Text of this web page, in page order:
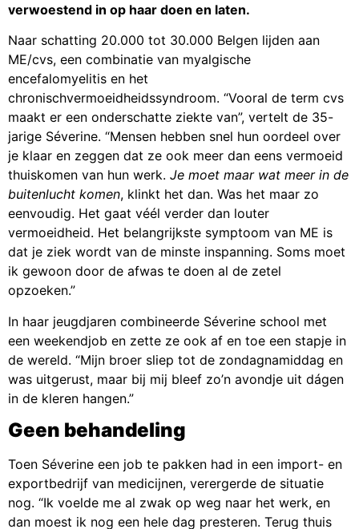
verwoestend in op haar doen en laten.
Naar schatting 20.000 tot 30.000 Belgen lijden aan
ME/cvs, een combinatie van myalgische
encefalomyelitis en het
chronischvermoeidheidssyndroom. “Vooral de term cvs
maakt er een onderschatte ziekte van”, vertelt de 35-
jarige Séverine. “Mensen hebben snel hun oordeel over
je klaar en zeggen dat ze ook meer dan eens vermoeid
thuiskomen van hun werk. Je moet maar wat meer in de
buitenlucht komen, klinkt het dan. Was het maar zo
eenvoudig. Het gaat véél verder dan louter
vermoeidheid. Het belangrijkste symptoom van ME is
dat je ziek wordt van de minste inspanning. Soms moet
ik gewoon door de afwas te doen al de zetel
opzoeken.”
In haar jeugdjaren combineerde Séverine school met
een weekendjob en zette ze ook af en toe een stapje in
de wereld. “Mijn broer sliep tot de zondagnamiddag en
was uitgerust, maar bij mij bleef zo’n avondje uit dágen
in de kleren hangen.”
Geen behandeling
Toen Séverine een job te pakken had in een import- en
exportbedrijf van medicijnen, verergerde de situatie
nog. “Ik voelde me al zwak op weg naar het werk, en
dan moest ik nog een hele dag presteren. Terug thuis